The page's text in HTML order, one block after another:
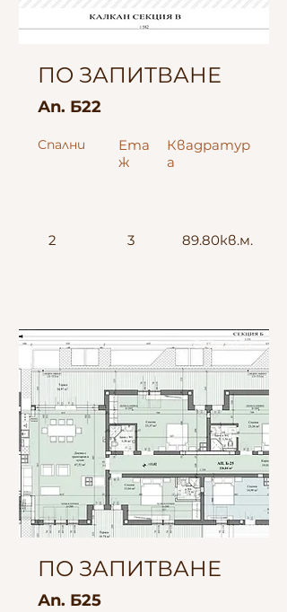
ПО ЗАПИТВАНЕ
Ап. Б22
Спални
Ета
ж
Квадратур
а
2 3 89.80кв.м.
Север-Юг
ПО ЗАПИТВАНЕ
Ап. Б25